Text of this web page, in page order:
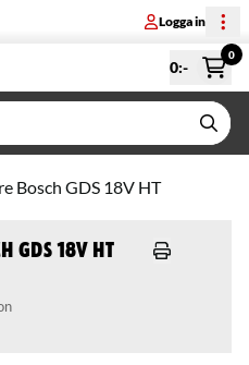
Logga in
0:-
0
Bosch GDS 18V HT
18V HT